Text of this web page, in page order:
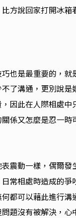
方說回家打開冰
也是最重要的，就
了溝通，更別說是
因此在人際相處
係又怎麼是忍一
震動一樣，偶爾發
常相處時造成的
都可以藉此進行
題沒有被解決，